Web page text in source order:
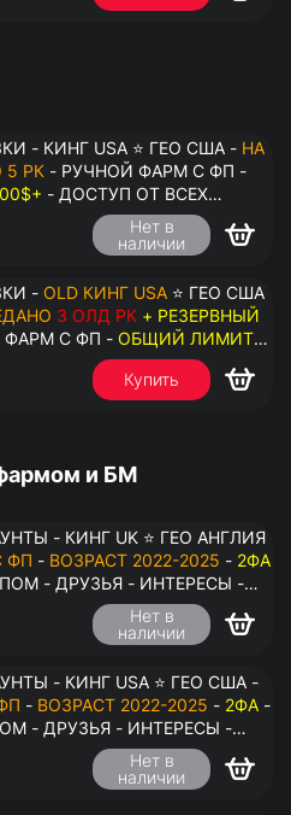
- КИНГ USA ⭐ ГЕО США - НА
5 РК - РУЧНОЙ ФАРМ С ФП -
- ДОСТУП ОТ ВСЕХ
В АНТИДЕТЕКТ
Нет в
наличии
- OLD КИНГ USA ⭐ ГЕО США
3 ОЛД РК + РЕЗЕРВНЫЙ
ФАРМ С ФП - ОБЩИЙ ЛИМИТ
ВСЕХ АККАУНТОВ -
Купить
и БМ
- КИНГ UK ⭐ ГЕО АНГЛИЯ
ФП - ВОЗРАСТ 2022-2025 - 2ФА
- ДРУЗЬЯ - ИНТЕРЕСЫ -
- ПЕРЕДАЧА В
Нет в
наличии
- КИНГ USA ⭐ ГЕО США -
- ВОЗРАСТ 2022-2025 - 2ФА -
- ДРУЗЬЯ - ИНТЕРЕСЫ -
- ПЕРЕДАЧА В
Нет в
наличии